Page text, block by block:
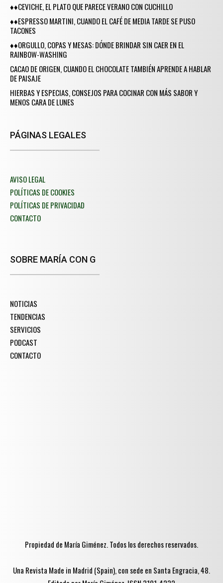
♦♦CEVICHE, EL PLATO QUE PARECE VERANO CON CUCHILLO
♦♦ESPRESSO MARTINI, CUANDO EL CAFÉ DE MEDIA TARDE SE PUSO
TACONES
♦♦ORGULLO, COPAS Y MESAS: DÓNDE BRINDAR SIN CAER EN EL
RAINBOW-WASHING
CACAO DE ORIGEN, CUANDO EL CHOCOLATE TAMBIÉN APRENDE A HABLAR
DE PAISAJE
HIERBAS Y ESPECIAS, CONSEJOS PARA COCINAR CON MÁS SABOR Y
MENOS CARA DE LUNES
PÁGINAS LEGALES
AVISO LEGAL
POLÍTICAS DE COOKIES
POLÍTICAS DE PRIVACIDAD
CONTACTO
SOBRE MARÍA CON G
NOTICIAS
TENDENCIAS
SERVICIOS
PODCAST
CONTACTO
Propiedad de María Giménez. Todos los derechos reservados.
Una Revista Made in Madrid (Spain), con sede en Santa Engracia, 48.